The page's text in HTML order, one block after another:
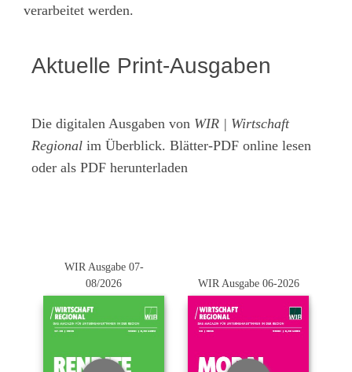
verarbeitet werden.
Aktuelle Print-Ausgaben
Die digitalen Ausgaben von WIR | Wirtschaft
Regional im Überblick. Blätter-PDF online lesen
oder als PDF herunterladen
WIR Ausgabe 07-
08/2026
WIR Ausgabe 06-2026